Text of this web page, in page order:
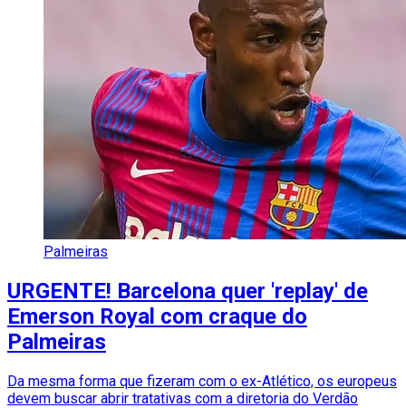
Palmeiras
URGENTE! Barcelona quer 'replay' de
Emerson Royal com craque do
Palmeiras
Da mesma forma que fizeram com o ex-Atlético, os europeus
devem buscar abrir tratativas com a diretoria do Verdão